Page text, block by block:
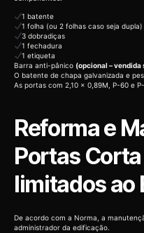
1 batente
1 folha (ou 2 folhas caso seja dupla)
3 dobradiças
1 fechadura
1 etiqueta
Barra anti-pânico (opcional – vendida
O batente de chapa galvanizada e
As portas com 2,10 x 0,89M, P-60 e
Reforma e
Portas
limitados ao
De acordo com a Norma, a
administrador da edificação.